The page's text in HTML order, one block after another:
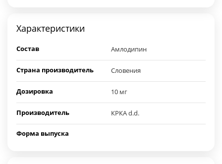
Характеристики
Состав Амлодипин
Страна производитель Словения
Дозировка 10 мг
Производитель КРКА d.d.
Форма выпуска